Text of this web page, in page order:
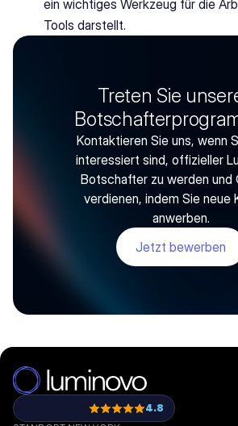
ein wichtiges Werkzeug für die
Tools darstellt.
Treten Sie
Kontaktieren Sie uns, wenn
interessiert sind, offizieller
Botschafter zu werden und
verdienen, indem Sie neue
anwerben.
Jetzt bewerben
4.8